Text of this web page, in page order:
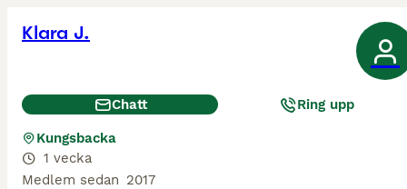
Klara J.
Chatt Ring upp
Kungsbacka
1 vecka
Medlem sedan 2017